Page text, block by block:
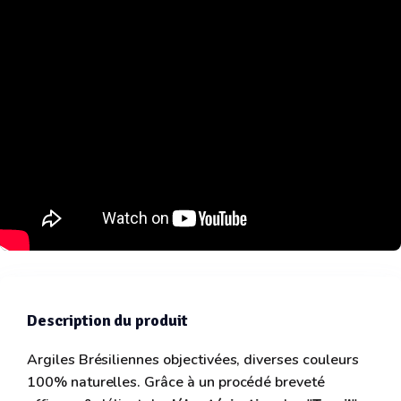
Description du produit
Argiles Brésiliennes objectivées, diverses couleurs
100% naturelles. Grâce à un procédé breveté